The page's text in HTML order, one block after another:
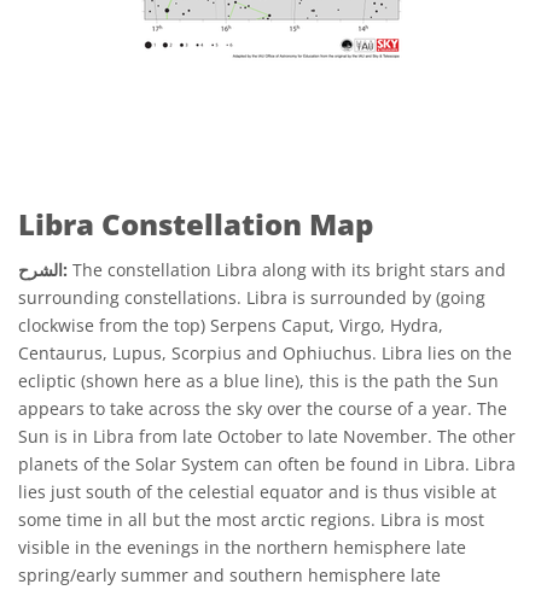
Libra Constellation Map
الشرح: The constellation Libra along with its bright stars and
surrounding constellations. Libra is surrounded by (going
clockwise from the top) Serpens Caput, Virgo, Hydra,
Centaurus, Lupus, Scorpius and Ophiuchus. Libra lies on the
ecliptic (shown here as a blue line), this is the path the Sun
appears to take across the sky over the course of a year. The
Sun is in Libra from late October to late November. The other
planets of the Solar System can often be found in Libra. Libra
lies just south of the celestial equator and is thus visible at
some time in all but the most arctic regions. Libra is most
visible in the evenings in the northern hemisphere late
spring/early summer and southern hemisphere late